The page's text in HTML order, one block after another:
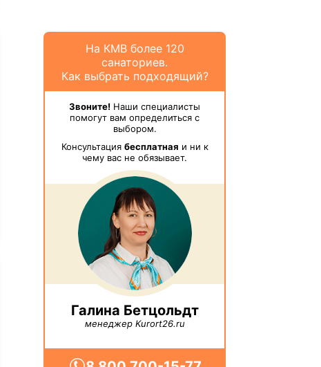
На КМВ более 120
санаториев.
Как выбрать подходящий?
Звоните! Наши специалисты
помогут вам определиться с
выбором.
Консультация бесплатная и ни к
чему вас не обязывает.
Галина Бетцольдт
менеджер Kurort26.ru